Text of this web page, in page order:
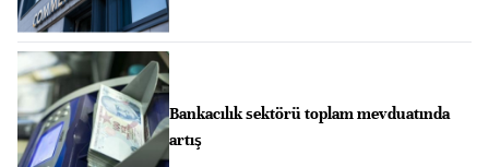
Bankacılık sektörü toplam mevduatında
artış